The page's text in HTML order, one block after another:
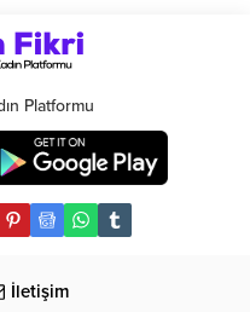
Platformu
İletişim